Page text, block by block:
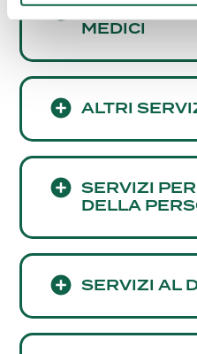
MEDICI
ALTRI
SERVIZI
DELLA
SERVIZI AL